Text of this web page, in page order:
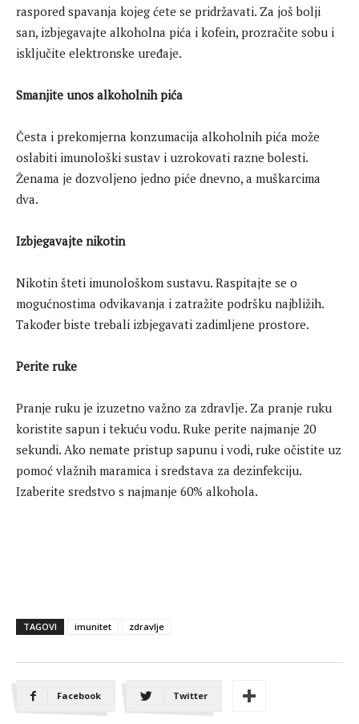
raspored spavanja kojeg ćete se pridržavati. Za još bolji
san, izbjegavajte alkoholna pića i kofein, prozračite sobu i
isključite elektronske uređaje.
Smanjite unos alkoholnih pića
Česta i prekomjerna konzumacija alkoholnih pića može
oslabiti imunološki sustav i uzrokovati razne bolesti.
Ženama je dozvoljeno jedno piće dnevno, a muškarcima
dva.
Izbjegavajte nikotin
Nikotin šteti imunološkom sustavu. Raspitajte se o
mogućnostima odvikavanja i zatražite podršku najbližih.
Također biste trebali izbjegavati zadimljene prostore.
Perite ruke
Pranje ruku je izuzetno važno za zdravlje. Za pranje ruku
koristite sapun i tekuću vodu. Ruke perite najmanje 20
sekundi. Ako nemate pristup sapunu i vodi, ruke očistite uz
pomoć vlažnih maramica i sredstava za dezinfekciju.
Izaberite sredstvo s najmanje 60% alkohola.
TAGOVI imunitet zdravlje
Facebook Twitter